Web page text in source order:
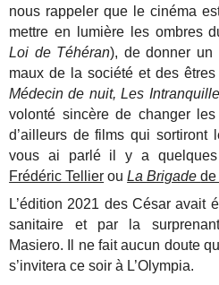
nous rappeler que le cinéma
mettre en lumière les ombres
Loi de Téhéran), de donner un
maux de la société et des
Médecin de nuit, Les
volonté sincère de changer
d’ailleurs de films qui sortiront
vous ai parlé il y a
Frédéric Tellier ou La Brigadede
L’édition 2021 des César avait
sanitaire et par la
Masiero. Il ne fait aucun doute
s’invitera ce soir à L’Olympia.